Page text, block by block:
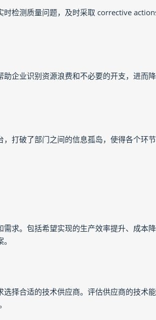
检测质量问题，及时采取 corrective
企业识别资源浪费和不必要的开支，进而
打破了部门之间的信息孤岛，使得各个环
求。包括希望实现的生产效率提升、成本
择合适的技术供应商。评估供应商的技术